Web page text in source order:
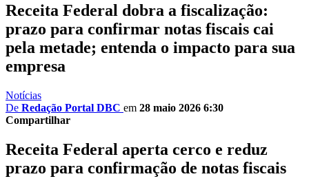
Receita Federal dobra a fiscalização:
prazo para confirmar notas fiscais cai
pela metade; entenda o impacto para sua
empresa
Notícias
De Redação Portal DBC em 28 maio 2026 6:30
Compartilhar
Receita Federal aperta cerco e reduz
prazo para confirmação de notas fiscais